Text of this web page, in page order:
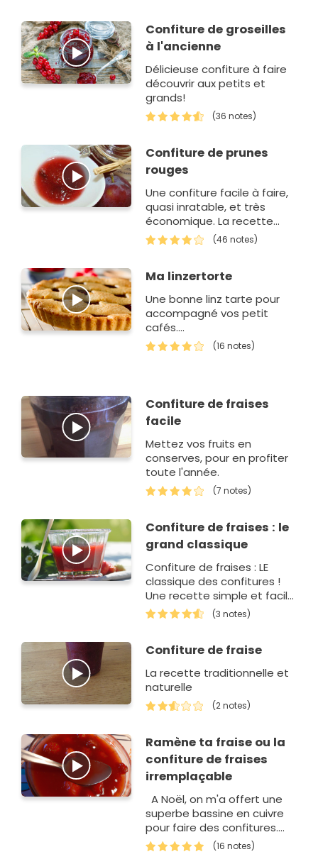
Confiture de groseilles
à l'ancienne
Délicieuse confiture à faire
découvrir aux petits et
grands!
(36 notes)
Confiture de prunes
rouges
Une confiture facile à faire,
quasi inratable, et très
économique. La recette
idéale pour réaliser une
confiture maison à…
(46 notes)
Ma linzertorte
Une bonne linz tarte pour
accompagné vos petit
cafés....
(16 notes)
Confiture de fraises
facile
Mettez vos fruits en
conserves, pour en profiter
toute l'année.
(7 notes)
Confiture de fraises : le
grand classique
Confiture de fraises : LE
classique des confitures !
Une recette simple et facile
à réaliser votre confiture de
fraises maison. Parfaite
(3 notes)
Confiture de fraise
La recette traditionnelle et
naturelle
(2 notes)
Ramène ta fraise ou la
confiture de fraises
irremplaçable
A Noël, on m'a offert une
superbe bassine en cuivre
pour faire des confitures.
Cet hiver, je n'ai pas été
inspirée mais avec la venue
(16 notes)